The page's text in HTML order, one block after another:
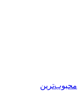
محبوب‌ترین